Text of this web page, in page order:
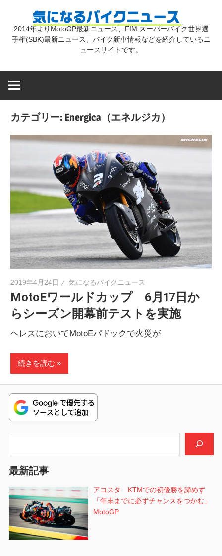
気
バ
イ
ク
ニ
ュ
ー
2014年よりMotoGP最新ニュース、FIM スーパーバイク世界選
手権(SBK)最新ニュース、バイク新車情報などを紹介しているニ
ュースサイトです。
カテゴリー: Energica（エネルジカ）
2019年4月24日 気になるバイクニュース
MotoEワールドカップ 6月17日か
らシーズン開幕前テストを実施
ヘレスにおいてMotoEパドックで火災が
続きを読む
最新記事
アコスタ KTMでの初優勝を諦めず
「年末までに必ずチャンスをつかむ」
MotoGP